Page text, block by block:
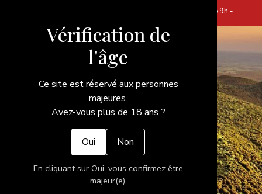
Vérification de
l'âge
Ce site est réservé aux personnes
majeures.
Avez-vous plus de 18 ans ?
Oui Non
En cliquant sur Oui, vous confirmez être
majeur(e).
à 12h30 et Vendredi de 16h à 19h
Auvergne